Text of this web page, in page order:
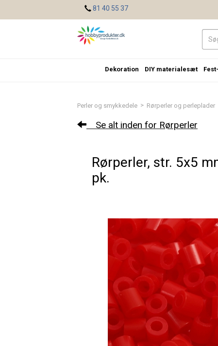
Perler og smykkedele > Rørperler og perleplader
Se alt inden for Rørperler
Rørperler, str. 5x5
pk.
81 40 55 37
Dekoration DIY materialesæt